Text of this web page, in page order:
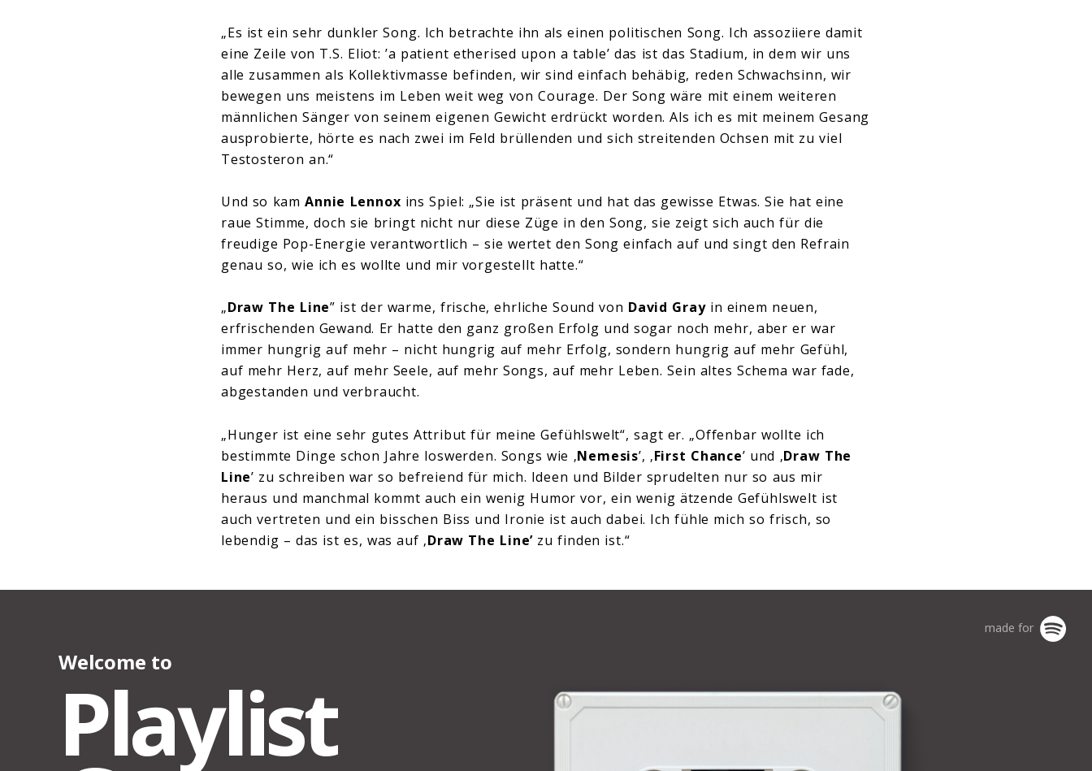
„Es ist ein sehr dunkler Song. Ich betrachte ihn als einen politischen Song. Ich assoziiere damit
eine Zeile von T.S. Eliot: ’a patient etherised upon a table’ das ist das Stadium, in dem wir uns
alle zusammen als Kollektivmasse befinden, wir sind einfach behäbig, reden Schwachsinn, wir
bewegen uns meistens im Leben weit weg von Courage. Der Song wäre mit einem weiteren
männlichen Sänger von seinem eigenen Gewicht erdrückt worden. Als ich es mit meinem Gesang
ausprobierte, hörte es nach zwei im Feld brüllenden und sich streitenden Ochsen mit zu viel
Testosteron an.“
Und so kamAnnie Lennox ins Spiel: „Sie ist präsent und hat das gewisse Etwas. Sie hat eine
raue Stimme, doch sie bringt nicht nur diese Züge in den Song, sie zeigt sich auch für die
freudige Pop-Energie verantwortlich – sie wertet den Song einfach auf und singt den Refrain
genau so, wie ich es wollte und mir vorgestellt hatte.“
„Draw The Line” ist der warme, frische, ehrliche Sound von David Grayin einem neuen,
erfrischenden Gewand. Er hatte den ganz großen Erfolg und sogar noch mehr, aber er war
immer hungrig auf mehr – nicht hungrig auf mehr Erfolg, sondern hungrig auf mehr Gefühl,
auf mehr Herz, auf mehr Seele, auf mehr Songs, auf mehr Leben. Sein altes Schema war fade,
abgestanden und verbraucht.
„Hunger ist eine sehr gutes Attribut für meine Gefühlswelt“, sagt er. „Offenbar wollte ich
bestimmte Dinge schon Jahre loswerden. Songs wie ‚Nemesis’, ‚First Chance’ und ‚Draw The
Line’ zu schreiben war so befreiend für mich. Ideen und Bilder sprudelten nur so aus mir
heraus und manchmal kommt auch ein wenig Humor vor, ein wenig ätzende Gefühlswelt ist
auch vertreten und ein bisschen Biss und Ironie ist auch dabei. Ich fühle mich so frisch, so
lebendig – das ist es, was auf ‚Draw The Line’ zu finden ist.“